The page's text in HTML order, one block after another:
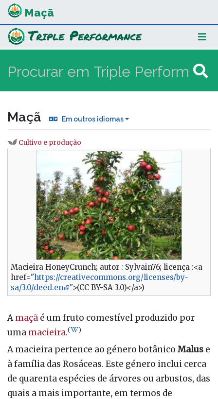
Maçã
Maçã Em outros idiomas
Ir para:navegação
Cultivo e produção
Macieira HoneyCrunch; autor : Sylvain76; licença :<a
href="https://creativecommons.org/licenses/by-
sa/3.0/deed.en
">(CC BY-SA 3.0)</a>)
A maçã é um fruto comestível produzido por
uma macieira.( )
A macieira pertence ao género botânico Malus e
à família das Rosáceas. Este género inclui cerca
de quarenta espécies de árvores ou arbustos, das
quais a mais importante, em termos de